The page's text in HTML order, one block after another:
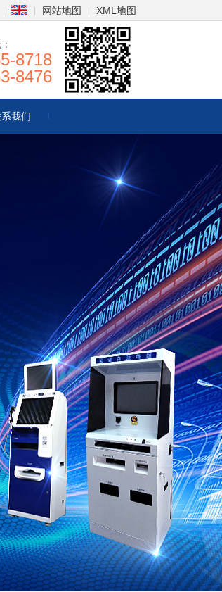
网站地图 XML地图
8718
8476
我们